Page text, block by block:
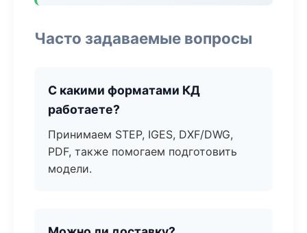
Часто задаваемые вопросы
С какими форматами КД
работаете?
Принимаем STEP, IGES, DXF/DWG,
PDF, также помогаем подготовить
модели.